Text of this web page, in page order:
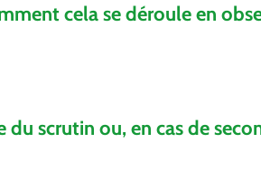
cela se déroule en
scrutin ou, en cas de